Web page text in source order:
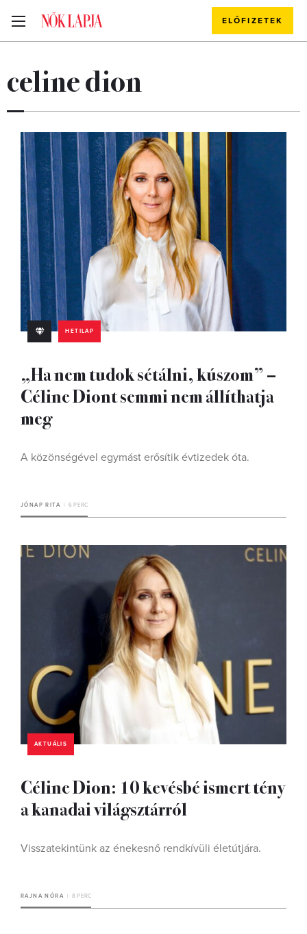
ELŐFIZETEK
celine dion
HETILAP
„Ha nem tudok sétálni, kúszom” –
Céline Diont semmi nem állíthatja
meg
A közönségével egymást erősítik évtizedek óta.
JÓNAP RITA 6 PERC
AKTUÁLIS
Céline Dion: 10 kevésbé ismert tény
a kanadai világsztárról
Visszatekintünk az énekesnő rendkívüli életútjára.
RAJNA NÓRA 8 PERC